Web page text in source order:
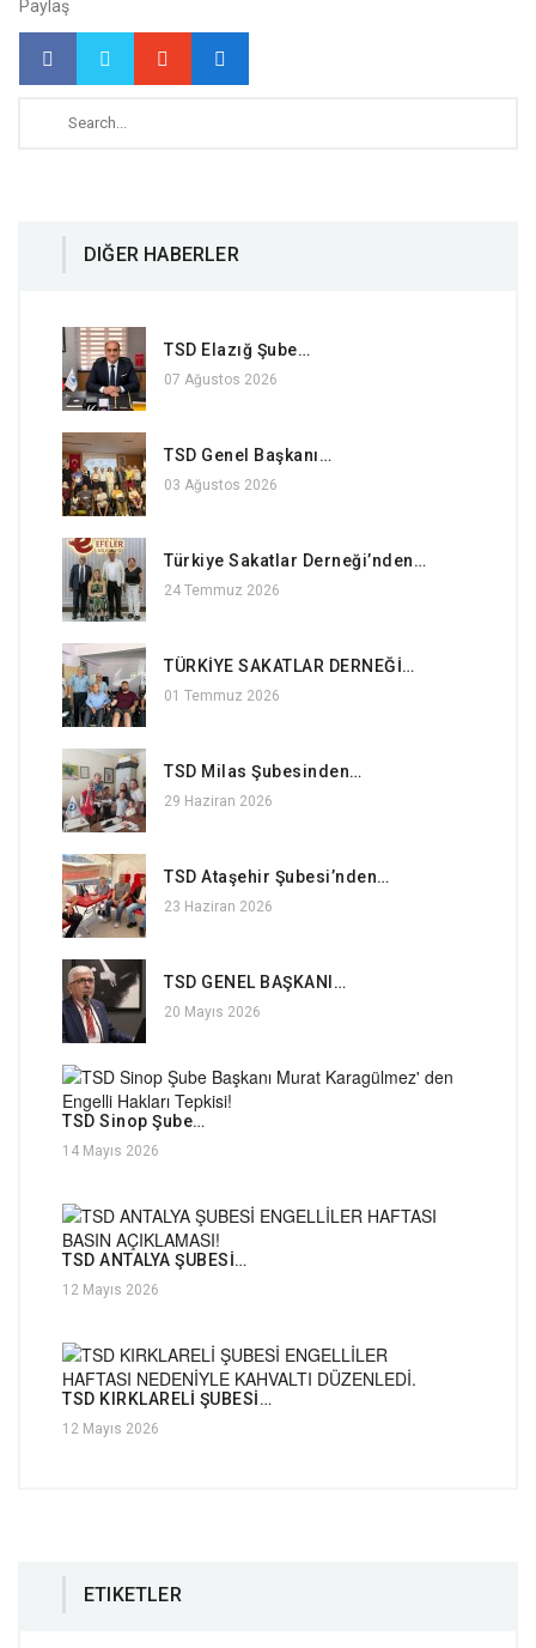
Paylaş
DIĞER HABERLER
TSD Elazığ Şube…
07 Ağustos 2026
TSD Genel Başkanı…
03 Ağustos 2026
Türkiye Sakatlar Derneği’nden…
24 Temmuz 2026
TÜRKİYE SAKATLAR DERNEĞİ…
01 Temmuz 2026
TSD Milas Şubesinden…
29 Haziran 2026
TSD Ataşehir Şubesi’nden…
23 Haziran 2026
TSD GENEL BAŞKANI…
20 Mayıs 2026
TSD Sinop Şube…
14 Mayıs 2026
TSD ANTALYA ŞUBESİ…
12 Mayıs 2026
TSD KIRKLARELİ ŞUBESİ…
12 Mayıs 2026
ETIKETLER